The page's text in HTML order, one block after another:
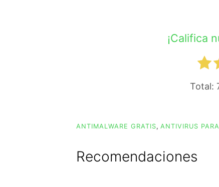
¡Califica
Total:
ANTIMALWARE GRATIS, ANTIVIRUS
Recomendaciones